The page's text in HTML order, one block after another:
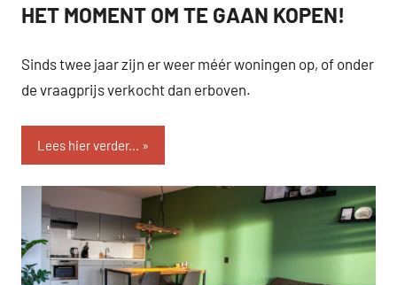
SEVEN.
HET MOMENT OM TE GAAN KOPEN!
Sinds twee jaar zijn er weer méér woningen op, of onder
de vraagprijs verkocht dan erboven.
Lees hier verder...